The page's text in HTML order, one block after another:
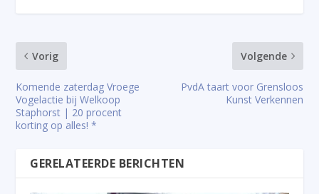
Vorig
Komende zaterdag Vroege
Vogelactie bij Welkoop
Staphorst | 20 procent
korting op alles! *
Volgende
PvdA taart voor Grensloos
Kunst Verkennen
GERELATEERDE BERICHTEN